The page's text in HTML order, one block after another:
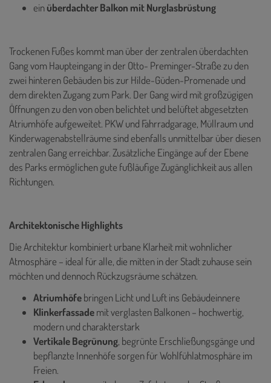
einüberdachter Balkon mit Nurglasbrüstung
Trockenen Fußes kommt man über der zentralen überdachten
Gang vom Haupteingang in der Otto- Preminger-Straße zu den
zwei hinteren Gebäuden bis zur Hilde-Güden-Promenade und
dem direkten Zugang zum Park. Der Gang wird mit großzügigen
Öffnungen zu den von oben belichtet und belüftet abgesetzten
Atriumhöfe aufgeweitet. PKW und Fahrradgarage, Müllraum und
Kinderwagenabstellräume sind ebenfalls unmittelbar über diesen
zentralen Gang erreichbar. Zusätzliche Eingänge auf der Ebene
des Parks ermöglichen gute fußläufige Zugänglichkeit aus allen
Richtungen.
Architektonische Highlights
Die Architektur kombiniert urbane Klarheit mit wohnlicher
Atmosphäre – ideal für alle, die mitten in der Stadt zuhause sein
möchten und dennoch Rückzugsräume schätzen.
Atriumhöfebringen Licht und Luft ins Gebäudeinnere
Klinkerfassademit verglasten Balkonen – hochwertig,
modern und charakterstark
Vertikale Begrünung, begrünte Erschließungsgänge und
bepflanzte Innenhöfe sorgen für Wohlfühlatmosphäre im
Freien.